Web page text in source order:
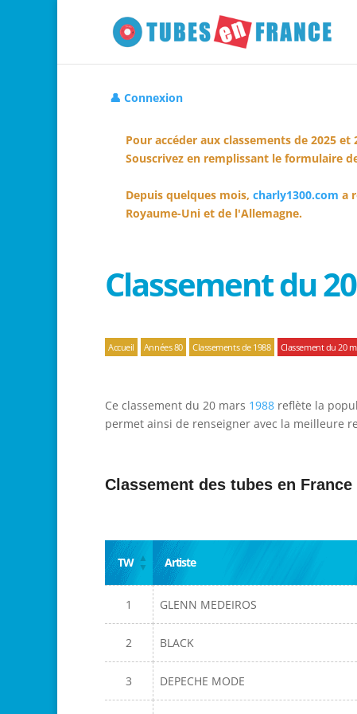
👤 Connexion
Pour accéder aux classements de 2025
Souscrivez en remplissant le formulaire
Depuis quelques mois, charly1300.com a
Royaume-Uni et de l'Allemagne.
Classement du
Accueil Années 80 Classements de 1988 Classement du 20
Ce classement du 20 mars 1988 reflète la
permet ainsi de renseigner avec la meilleure
Classement des tubes en France
TW Artiste
1 GLENN MEDEIROS
2 BLACK
3 DEPECHE MODE